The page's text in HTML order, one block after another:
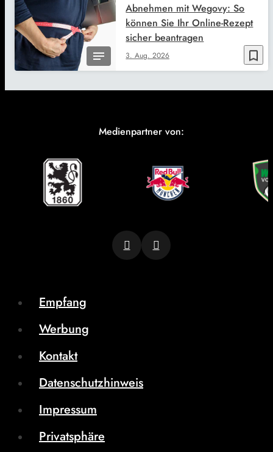
bookmark_border
3. Aug. 2026
Abnehmen mit Wegovy: So
können Sie Ihr Online-Rezept
sicher beantragen
Medienpartner von:
Empfang
Werbung
Kontakt
Datenschutzhinweis
Impressum
Privatsphäre